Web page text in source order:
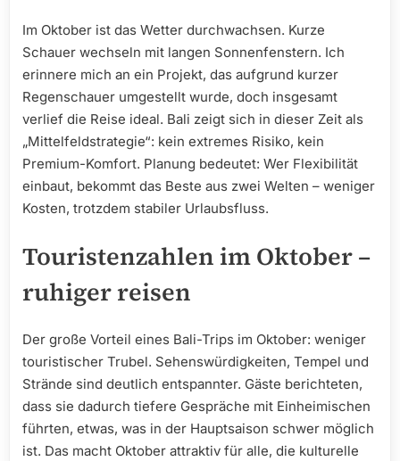
Im Oktober ist das Wetter durchwachsen. Kurze
Schauer wechseln mit langen Sonnenfenstern. Ich
erinnere mich an ein Projekt, das aufgrund kurzer
Regenschauer umgestellt wurde, doch insgesamt
verlief die Reise ideal. Bali zeigt sich in dieser Zeit als
„Mittelfeldstrategie“: kein extremes Risiko, kein
Premium-Komfort. Planung bedeutet: Wer Flexibilität
einbaut, bekommt das Beste aus zwei Welten – weniger
Kosten, trotzdem stabiler Urlaubsfluss.
Touristenzahlen im Oktober –
ruhiger reisen
Der große Vorteil eines Bali-Trips im Oktober: weniger
touristischer Trubel. Sehenswürdigkeiten, Tempel und
Strände sind deutlich entspannter. Gäste berichteten,
dass sie dadurch tiefere Gespräche mit Einheimischen
führten, etwas, was in der Hauptsaison schwer möglich
ist. Das macht Oktober attraktiv für alle, die kulturelle